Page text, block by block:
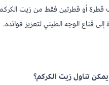
أو قطرتين فقط من زيت الكركم
إلى قناع الوجه الطيني لتعزيز فوائده.
تناول زيت الكركم؟